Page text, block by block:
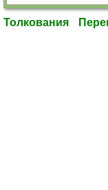
Толкования